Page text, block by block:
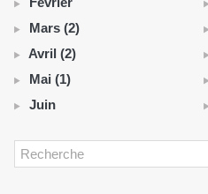
Mars (2)
Avril (2)
Mai (1)
Juin